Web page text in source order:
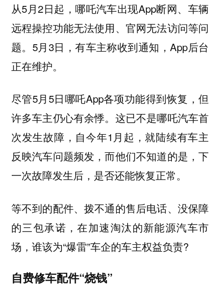
从5月2日起，哪吒汽车出现App断网、车辆
远程操控功能无法使用、官网无法访问等问
题。5月3日，有车主称收到通知，App后台
正在维护。
尽管5月5日哪吒App各项功能得到恢复，但
许多车主仍心有余悸。这已不是哪吒汽车首
次发生故障，自今年1月起，就陆续有车主
反映汽车问题频发，而他们不知道的是，下
一次故障发生后，是否还能恢复正常。
等不到的配件、拨不通的售后电话、没保障
的三包承诺，在加速淘汰的新能源汽车市
场，谁该为“爆雷”车企的车主权益负责?
自费修车配件“烧钱”